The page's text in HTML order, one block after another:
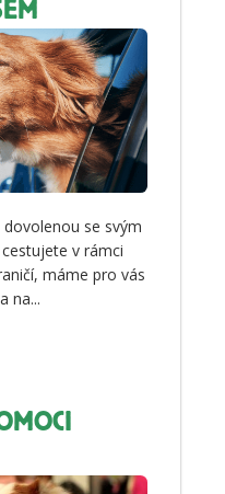
se svým
v rámci
máme pro vás
na...